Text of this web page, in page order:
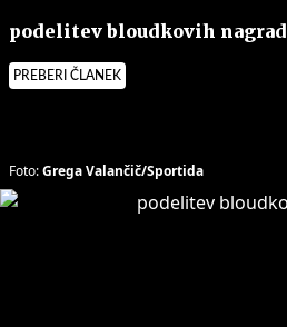
podelitev bloudkovih nagrad
PREBERI ČLANEK
Foto:Grega Valančič/Sportida